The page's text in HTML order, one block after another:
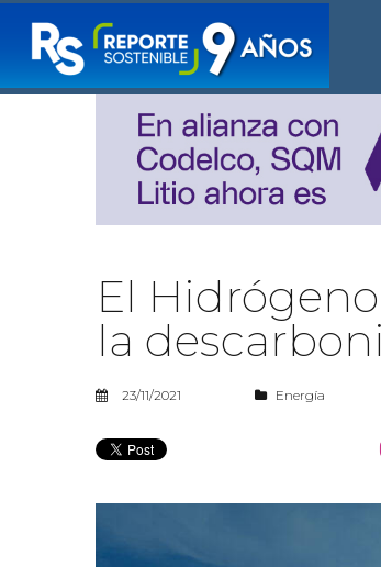
El
la
23/11/2021 Energía